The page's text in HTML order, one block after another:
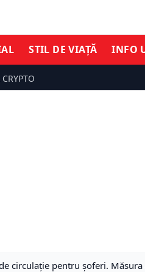
STIL DE VIAȚĂ INFO
circulație pentru șoferi.